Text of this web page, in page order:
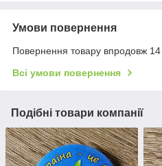
Умови повернення
Повернення товару впродовж 14
Всі умови повернення
Подібні товари компанії